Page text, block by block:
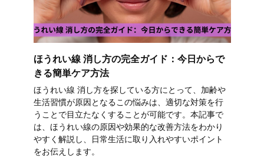
ほうれい線 消し方の完全ガイド：今日からで
きる簡単ケア方法
ほうれい線 消し方を探している方にとって、加齢や
生活習慣が原因となるこの悩みは、適切な対策を行
うことで目立たなくすることが可能です。本記事で
は、ほうれい線の原因や効果的な改善方法をわかり
やすく解説し、日常生活に取り入れやすいポイント
をお伝えします。